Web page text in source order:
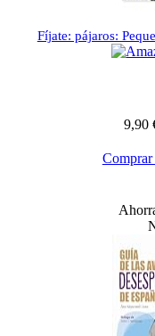
Fíjate: pájaros:
9,90